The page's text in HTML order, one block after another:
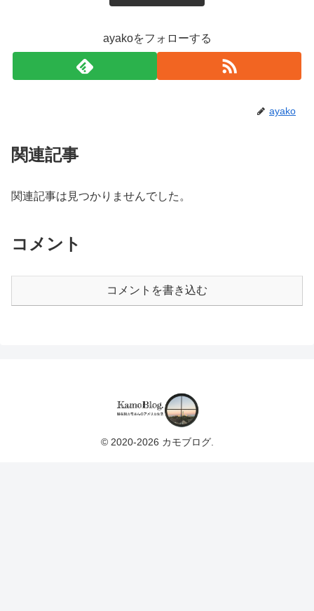
ayakoをフォローする
ayako
関連記事
関連記事は見つかりませんでした。
コメント
コメントを書き込む
© 2020-2026 カモブログ.